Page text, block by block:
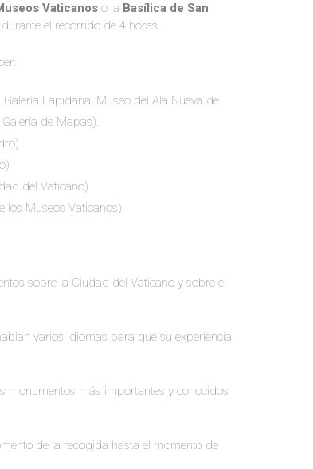
Vaticanos o la Basílica de San
el recorrido de 4 horas.
Lapidaria, Museo del Ala Nueva de
de Mapas).
del Vaticano)
los Museos Vaticanos)
sobre la Ciudad del Vaticano y sobre el
varios idiomas para que su experiencia
monumentos más importantes y conocidos
de la recogida hasta el momento de